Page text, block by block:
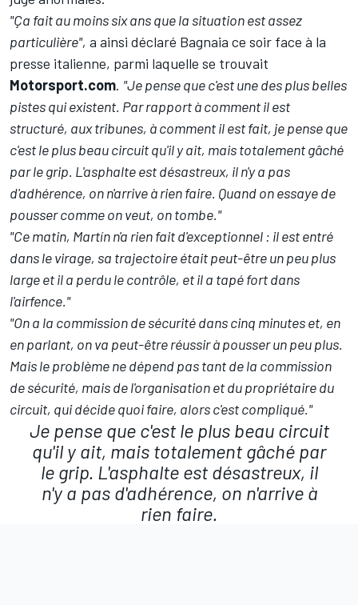
"Ça fait au moins six ans que la situation est assez
particulière", a ainsi déclaré Bagnaia ce soir face à la
presse italienne, parmi laquelle se trouvait
Motorsport.com. "Je pense que c'est une des plus belles
pistes qui existent. Par rapport à comment il est
structuré, aux tribunes, à comment il est fait, je pense que
c'est le plus beau circuit qu'il y ait, mais totalement gâché
par le grip. L'asphalte est désastreux, il n'y a pas
d'adhérence, on n'arrive à rien faire. Quand on essaye de
pousser comme on veut, on tombe."
"Ce matin, Martín n'a rien fait d'exceptionnel : il est entré
dans le virage, sa trajectoire était peut-être un peu plus
large et il a perdu le contrôle, et il a tapé fort dans
l'airfence."
"On a la commission de sécurité dans cinq minutes et, en
en parlant, on va peut-être réussir à pousser un peu plus.
Mais le problème ne dépend pas tant de la commission
de sécurité, mais de l'organisation et du propriétaire du
circuit, qui décide quoi faire, alors c'est compliqué."
Je pense que c'est le plus beau circuit
qu'il y ait, mais totalement gâché par
le grip. L'asphalte est désastreux, il
n'y a pas d'adhérence, on n'arrive à
rien faire.